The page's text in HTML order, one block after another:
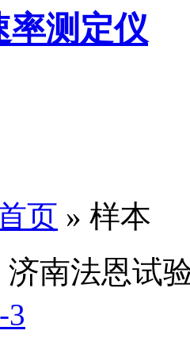
率测定仪
页 » 样本
南法恩试
3